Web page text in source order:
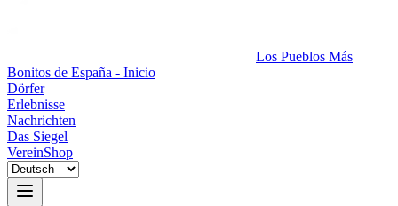
Los Pueblos Más
Bonitos de España - Inicio
Dörfer
Erlebnisse
Nachrichten
Das Siegel
VereinShop